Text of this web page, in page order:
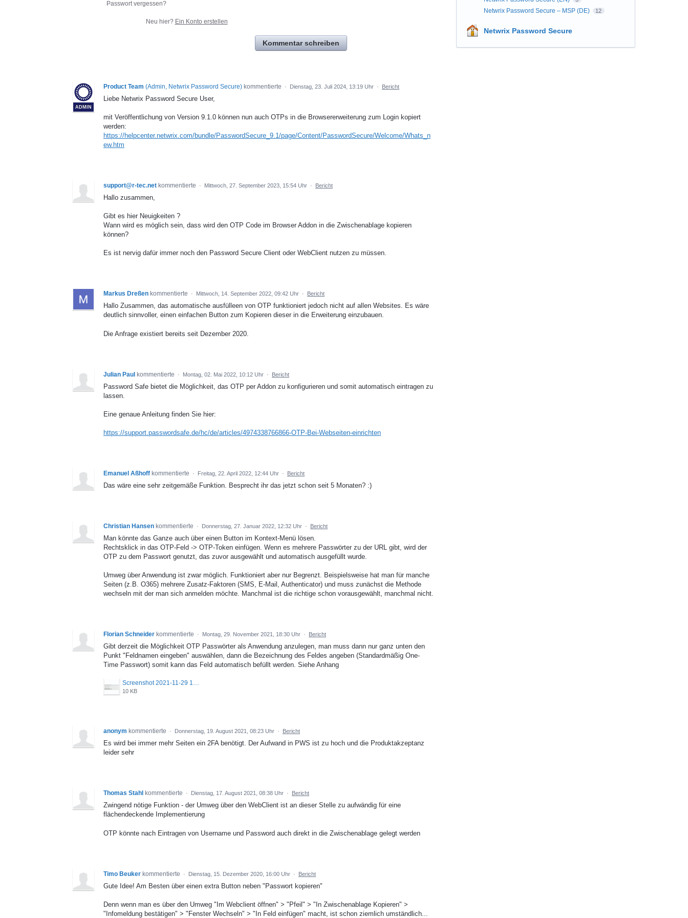
Passwort vergessen?
Neu hier? Ein Konto erstellen
Kommentar schreiben
ADMIN
Product Team (Admin, Netwrix Password Secure) kommentierte · Dienstag, 23. Juli 2024, 13:19 Uhr · Bericht
Liebe Netwrix Password Secure User,
mit Veröffentlichung von Version 9.1.0 können nun auch OTPs in die Browsererweiterung zum Login kopiert
werden:
https://helpcenter.netwrix.com/bundle/PasswordSecure_9.1/page/Content/PasswordSecure/Welcome/Whats_n
ew.htm
support@r-tec.net kommentierte · Mittwoch, 27. September 2023, 15:54 Uhr · Bericht
Hallo zusammen,
Gibt es hier Neuigkeiten ?
Wann wird es möglich sein, dass wird den OTP Code im Browser Addon in die Zwischenablage kopieren
können?
Es ist nervig dafür immer noch den Password Secure Client oder WebClient nutzen zu müssen.
Markus Dreßen kommentierte · Mittwoch, 14. September 2022, 09:42 Uhr · Bericht
Hallo Zusammen, das automatische ausfülleen von OTP funktioniert jedoch nicht auf allen Websites. Es wäre
deutlich sinnvoller, einen einfachen Button zum Kopieren dieser in die Erweiterung einzubauen.
Die Anfrage existiert bereits seit Dezember 2020.
Julian Paul kommentierte · Montag, 02. Mai 2022, 10:12 Uhr · Bericht
Password Safe bietet die Möglichkeit, das OTP per Addon zu konfigurieren und somit automatisch eintragen zu
lassen.
Eine genaue Anleitung finden Sie hier:
https://support.passwordsafe.de/hc/de/articles/4974338766866-OTP-Bei-Webseiten-einrichten
Emanuel Aßhoff kommentierte · Freitag, 22. April 2022, 12:44 Uhr · Bericht
Das wäre eine sehr zeitgemäße Funktion. Besprecht ihr das jetzt schon seit 5 Monaten? :)
Christian Hansen kommentierte · Donnerstag, 27. Januar 2022, 12:32 Uhr · Bericht
Man könnte das Ganze auch über einen Button im Kontext-Menü lösen.
Rechtsklick in das OTP-Feld -> OTP-Token einfügen. Wenn es mehrere Passwörter zu der URL gibt, wird der
OTP zu dem Passwort genutzt, das zuvor ausgewählt und automatisch ausgefüllt wurde.
Umweg über Anwendung ist zwar möglich. Funktioniert aber nur Begrenzt. Beispielsweise hat man für manche
Seiten (z.B. O365) mehrere Zusatz-Faktoren (SMS, E-Mail, Authenticator) und muss zunächst die Methode
wechseln mit der man sich anmelden möchte. Manchmal ist die richtige schon vorausgewählt, manchmal nicht.
Florian Schneider kommentierte · Montag, 29. November 2021, 18:30 Uhr · Bericht
Gibt derzeit die Möglichkeit OTP Passwörter als Anwendung anzulegen, man muss dann nur ganz unten den
Punkt "Feldnamen eingeben" auswählen, dann die Bezeichnung des Feldes angeben (Standardmäßig One-
Time Passwort) somit kann das Feld automatisch befüllt werden. Siehe Anhang
Screenshot 2021-11-29 182621.jpg
10 KB
anonym kommentierte · Donnerstag, 19. August 2021, 08:23 Uhr · Bericht
Es wird bei immer mehr Seiten ein 2FA benötigt. Der Aufwand in PWS ist zu hoch und die Produktakzeptanz
leider sehr
Thomas Stahl kommentierte · Dienstag, 17. August 2021, 08:38 Uhr · Bericht
Zwingend nötige Funktion - der Umweg über den WebClient ist an dieser Stelle zu aufwändig für eine
flächendeckende Implementierung
OTP könnte nach Eintragen von Username und Password auch direkt in die Zwischenablage gelegt werden
Timo Beuker kommentierte · Dienstag, 15. Dezember 2020, 16:00 Uhr · Bericht
Gute Idee! Am Besten über einen extra Button neben "Passwort kopieren"
Denn wenn man es über den Umweg "Im Webclient öffnen" > "Pfeil" > "In Zwischenablage Kopieren" >
"Infomeldung bestätigen" > "Fenster Wechseln" > "In Feld einfügen" macht, ist schon ziemlich umständlich...
Netwrix Password Secure – MSP (DE) 12
Netwrix Password Secure